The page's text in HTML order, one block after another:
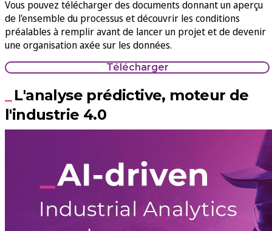
Vous pouvez télécharger des documents donnant un aperçu
de l'ensemble du processus et découvrir les conditions
préalables à remplir avant de lancer un projet et de devenir
une organisation axée sur les données.
Télécharger
L'analyse prédictive, moteur de
l'industrie 4.0